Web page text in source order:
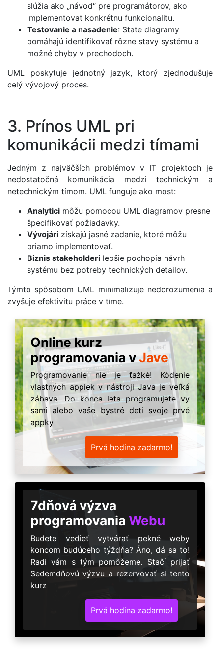
slúžia ako „návod“ pre programátorov, ako
implementovať konkrétnu funkcionalitu.
Testovanie a nasadenie: State diagramy
pomáhajú identifikovať rôzne stavy systému a
možné chyby v prechodoch.
UML poskytuje jednotný jazyk, ktorý zjednodušuje
celý vývojový proces.
3. Prínos UML pri
komunikácii medzi tímami
Jedným z najväčších problémov v IT projektoch je
nedostatočná komunikácia medzi technickým a
netechnickým tímom. UML funguje ako most:
Analytici môžu pomocou UML diagramov presne
špecifikovať požiadavky.
Vývojári získajú jasné zadanie, ktoré môžu
priamo implementovať.
Biznis stakeholderi lepšie pochopia návrh
systému bez potreby technických detailov.
Týmto spôsobom UML minimalizuje nedorozumenia a
zvyšuje efektivitu práce v tíme.
Online kurz
programovania vJave
Programovanie nie je ťažké! Kódenie
vlastných appiek v nástroji Java je veľká
zábava. Do konca leta programujete vy
sami alebo vaše bystré deti svoje prvé
appky
Prvá hodina zadarmo!
7dňová výzva
programovania Webu
Budete vedieť vytvárať pekné weby
koncom budúceho týždňa? Áno, dá sa to!
Radi vám s tým pomôžeme. Stačí prijať
Sedemdňovú výzvu a rezervovať si tento
kurz
Prvá hodina zadarmo!